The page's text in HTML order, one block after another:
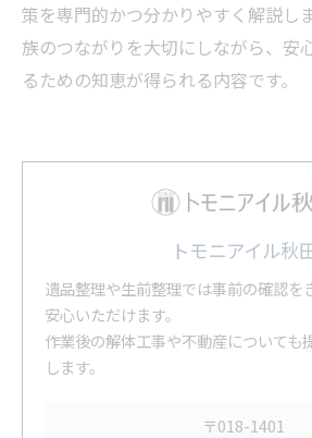
策を専門的かつ分かりやすく解説し
族のつながりを大切にしながら、安
るための知恵が得られる内容です。
トモニアイル秋
遺品整理や生前整理では事前の確認を
安心いただけます。
作業後の解体工事や不動産についても
します。
〒018-1401